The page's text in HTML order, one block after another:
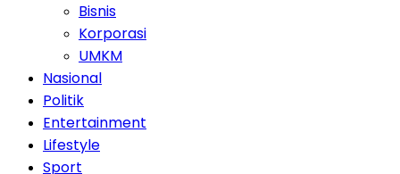
Bisnis
Korporasi
UMKM
Nasional
Politik
Entertainment
Lifestyle
Sport